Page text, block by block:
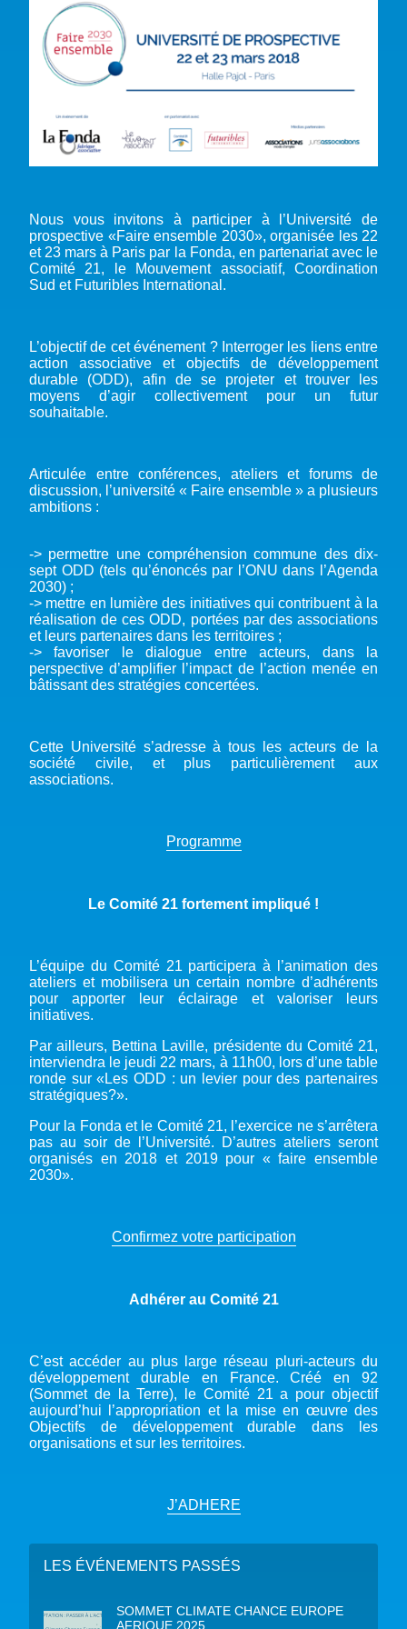
Nous vous invitons à participer à l’Université de
prospective «Faire ensemble 2030», organisée les 22
et 23 mars à Paris par la Fonda, en partenariat avec le
Comité 21, le Mouvement associatif, Coordination
Sud et Futuribles International.
L’objectif de cet événement ? Interroger les liens entre
action associative et objectifs de développement
durable (ODD), afin de se projeter et trouver les
moyens d’agir collectivement pour un futur
souhaitable.
Articulée entre conférences, ateliers et forums de
discussion, l’université « Faire ensemble » a plusieurs
ambitions :
-> permettre une compréhension commune des dix-
sept ODD (tels qu’énoncés par l’ONU dans l’Agenda
2030) ;
-> mettre en lumière des initiatives qui contribuent à la
réalisation de ces ODD, portées par des associations
et leurs partenaires dans les territoires ;
-> favoriser le dialogue entre acteurs, dans la
perspective d’amplifier l’impact de l’action menée en
bâtissant des stratégies concertées.
Cette Université s’adresse à tous les acteurs de la
société civile, et plus particulièrement aux
associations.
Programme
Le Comité 21 fortement impliqué !
L’équipe du Comité 21 participera à l’animation des
ateliers et mobilisera un certain nombre d’adhérents
pour apporter leur éclairage et valoriser leurs
initiatives.
Par ailleurs, Bettina Laville, présidente du Comité 21,
interviendra le jeudi 22 mars, à 11h00, lors d’une table
ronde sur «Les ODD : un levier pour des partenaires
stratégiques?».
Pour la Fonda et le Comité 21, l’exercice ne s’arrêtera
pas au soir de l’Université. D’autres ateliers seront
organisés en 2018 et 2019 pour « faire ensemble
2030».
Confirmez votre participation
Adhérer au Comité 21
C’est accéder au plus large réseau pluri-acteurs du
développement durable en France. Créé en 92
(Sommet de la Terre), le Comité 21 a pour objectif
aujourd’hui l’appropriation et la mise en œuvre des
Objectifs de développement durable dans les
organisations et sur les territoires.
J’ADHERE
LES ÉVÉNEMENTS PASSÉS
SOMMET CLIMATE CHANCE EUROPE
AFRIQUE 2025